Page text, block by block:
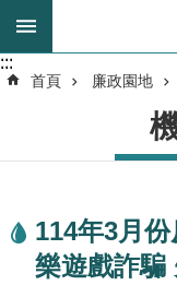
跳到主要內容區塊
進
我
的
:::
:::
首頁 廉政園地
114年3月
樂遊戲詐騙